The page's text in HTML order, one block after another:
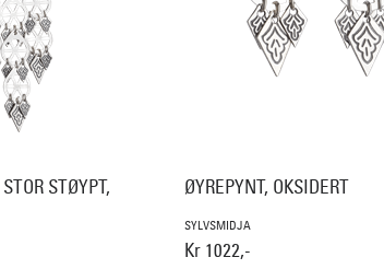
STØYPT, ØYREPYNT, OKSIDERT
SYLVSMIDJA
Kr 1022,-